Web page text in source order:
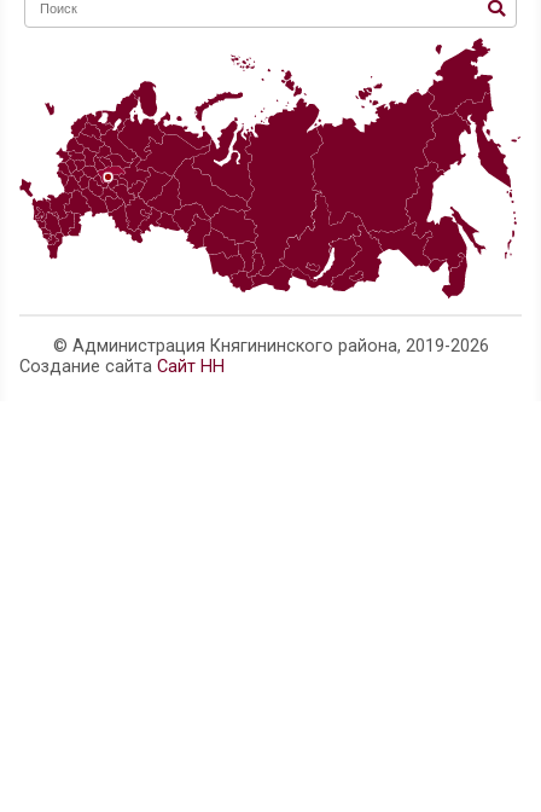
О результатах проверки исполнения
Прокуратурой района проведена проверка
законодательства о противодействии
О результатах проверки исполнения
противодействии терроризму
Изменения минимального размера оплаты труда
О результатах проверки исполнения
Результаты работы прокуратуры района за 10
года
О результатах проверки исполнения
направленного на предупреждение
20 июля текущего года Княгининский районный
постановил обвинительный приговор в